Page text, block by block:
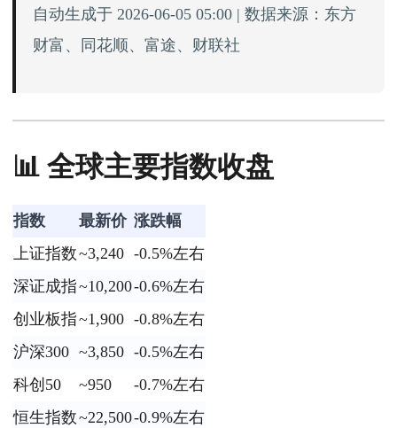
自动生成于 2026-06-05 05:00 | 数据来源：东方
财富、同花顺、富途、财联社
📊 全球主要指数收盘
指数 最新价 涨跌幅
上证指数~3,240 -0.5%左右
深证成指~10,200-0.6%左右
创业板指~1,900 -0.8%左右
沪深300 ~3,850 -0.5%左右
科创50
~950
-0.7%左右
恒生指数~22,500-0.9%左右